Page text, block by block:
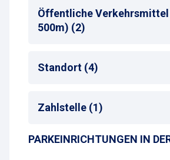
24/7 Service (Leitzentrale)
Öffentliche Verkehrsmittel
500m) (2)
Bus-Haltestelle
U-Bahn-Haltestelle
Standort (4)
Shopping-Center
Stadtzentrum
Hotel
Zahlstelle (1)
Kassenautomat
PARKEINRICHTUNGEN IN